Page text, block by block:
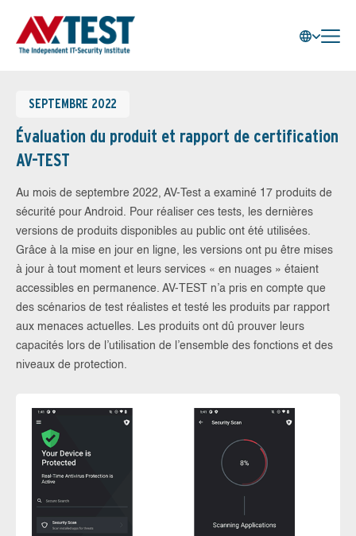
SEPTEMBRE 2022
Évaluation du produit et rapport de certification
AV-TEST
Au mois de septembre 2022, AV-Test a examiné 17 produits de
sécurité pour Android. Pour réaliser ces tests, les dernières
versions de produits disponibles au public ont été utilisées.
Grâce à la mise en jour en ligne, les versions ont pu être mises
à jour à tout moment et leurs services « en nuages » étaient
accessibles en permanence. AV-TEST n’a pris en compte que
des scénarios de test réalistes et testé les produits par rapport
aux menaces actuelles. Les produits ont dû prouver leurs
capacités lors de l’utilisation de l’ensemble des fonctions et des
niveaux de protection.